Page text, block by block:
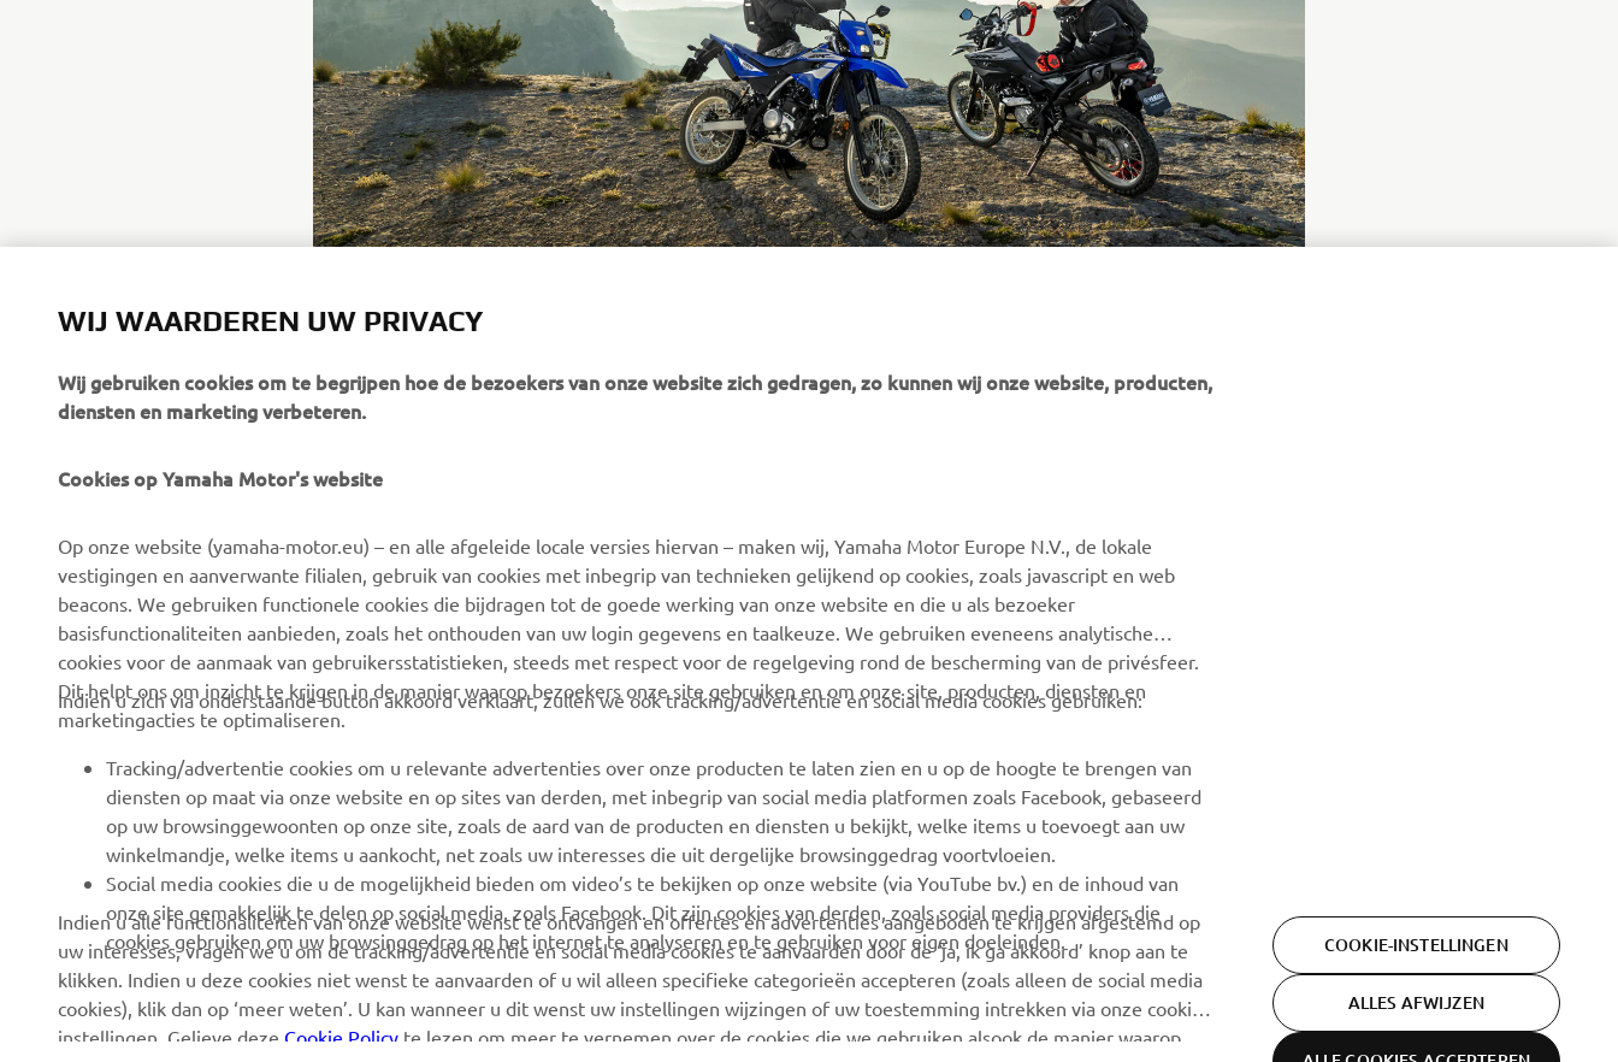
CORPORATE
Over ons
Nieuws
Evenementen
Werken bij Yamaha
Dealer worden
Mensenrechtenbeleid
Basisbeleid inzake
duurzaamheid
Klokkenluiderskanaal
BUSINESS
eBike-systemen
Autoriteiten
Golfterreinen
Eerstehulpverleners
Rijscholen
Robotics
Partnerschappen
Technische informatie
voor onafhankelijke
dealers
Yamalube Safety Data
Sheets
MyYamaha
Yamaha Music
Yamaha Racing
Yamaha Motor Global
Webshop Support
Onderdelen Catalogus
Onderhoudsafspraak
maken
Vind een Yamaha-dealer
Afvalbatterijen
Wees de eerste die meer te weten komt over de nieuwste
deals, speciale evenementen, nieuwe producten en nog veel
meer
WIJ WAARDEREN UW PRIVACY
Wij gebruiken cookies om te begrijpen hoe de bezoekers van onze website zich gedragen, zo kunnen wij onze website, producten,
diensten en marketing verbeteren.
Cookies op Yamaha Motor's website
Op onze website (yamaha-motor.eu) – en alle afgeleide locale versies hiervan – maken wij, Yamaha Motor Europe N.V., de lokale
vestigingen en aanverwante filialen, gebruik van cookies met inbegrip van technieken gelijkend op cookies, zoals javascript en web
beacons. We gebruiken functionele cookies die bijdragen tot de goede werking van onze website en die u als bezoeker
basisfunctionaliteiten aanbieden, zoals het onthouden van uw login gegevens en taalkeuze. We gebruiken eveneens analytische
cookies voor de aanmaak van gebruikersstatistieken, steeds met respect voor de regelgeving rond de bescherming van de privésfeer.
Dit helpt ons om inzicht te krijgen in de manier waarop bezoekers onze site gebruiken en om onze site, producten, diensten en
marketingacties te optimaliseren.
Indien u zich via onderstaande button akkoord verklaart, zullen we ook tracking/advertentie en social media cookies gebruiken:
Tracking/advertentie cookies om u relevante advertenties over onze producten te laten zien en u op de hoogte te brengen van
diensten op maat via onze website en op sites van derden, met inbegrip van social media platformen zoals Facebook, gebaseerd
op uw browsinggewoonten op onze site, zoals de aard van de producten en diensten u bekijkt, welke items u toevoegt aan uw
winkelmandje, welke items u aankocht, net zoals uw interesses die uit dergelijke browsinggedrag voortvloeien.
Social media cookies die u de mogelijkheid bieden om video’s te bekijken op onze website (via YouTube bv.) en de inhoud van
onze site gemakkelijk te delen op social media, zoals Facebook. Dit zijn cookies van derden, zoals social media providers die
cookies gebruiken om uw browsinggedrag op het internet te analyseren en te gebruiken voor eigen doeleinden.
Indien u alle functionaliteiten van onze website wenst te ontvangen en offertes en advertenties aangeboden te krijgen afgestemd op
uw interesses, vragen we u om de tracking/advertentie en social media cookies te aanvaarden door de ‘ja, ik ga akkoord’ knop aan te
klikken. Indien u deze cookies niet wenst te aanvaarden of u wil alleen specifieke categorieën accepteren (zoals alleen de social media
cookies), klik dan op ‘meer weten’. U kan wanneer u dit wenst uw instellingen wijzingen of uw toestemming intrekken via onze cookie-
instellingen. Gelieve deze Cookie Policy te lezen om meer te vernemen over de cookies die we gebruiken alsook de manier waarop.
COOKIE-INSTELLINGEN
ALLES AFWIJZEN